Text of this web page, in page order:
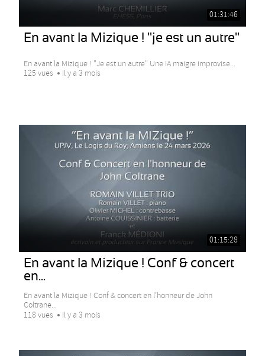
01:31:46
En avant la Mizique ! "je est un autre"
En avant la Mizique ! "Je est un autre" Une IA maigre improvise...
125 vues
Il y a 3 mois
01:15:28
En avant la Mizique ! Conf & concert
en...
En avant la Mizique ! Conf & concert en l’honneur de John
Coltrane...
118 vues
Il y a 3 mois